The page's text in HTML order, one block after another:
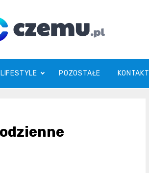
LIFESTYLE POZOSTAŁE KONTAKT